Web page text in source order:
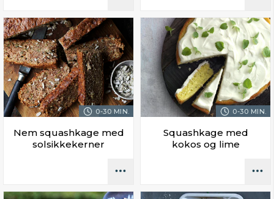
0-30 MIN.
Nem squashkage med
solsikkekerner
0-30 MIN.
Squashkage med
kokos og lime